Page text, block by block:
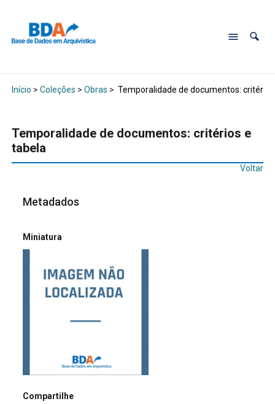
Início > Coleções > Obras > Temporalidade de documentos:
Temporalidade de documentos: critérios e
tabela
Voltar
Metadados
Miniatura
Compartilhe